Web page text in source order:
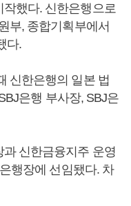
했다. 신한은행으로
부, 종합기획부에서
다.
신한은행의 일본 법
은행 부사장, SBJ은
신한금융지주 운영
행장에 선임됐다. 차